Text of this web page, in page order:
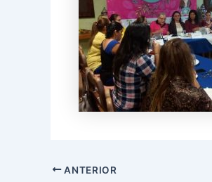
ANTERIOR